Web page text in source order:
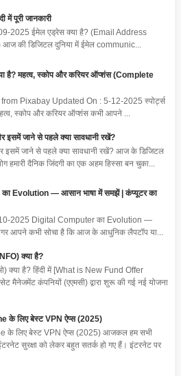
में पूरी जानकारी
2025 ईमेल एड्रेस क्या है? (Email Address
की डिजिटल दुनिया में ईमेल communic...
है? महत्व, स्कोप और करियर ऑप्शंस (Complete
Pixabay Updated On : 5-12-2025 स्पोर्ट्स
स्कोप और करियर ऑप्शंस कभी आपने ...
इसमें जाने से पहले क्या सावधानी रखें?
इसमें जाने से पहले क्या सावधानी रखें? आज के डिजिटल
हमारी दैनिक जिंदगी का एक अहम हिस्सा बन चुका...
Evolution — आसान भाषा में समझें | कंप्यूटर का
2025 Digital Computer का Evolution —
आपने कभी सोचा है कि आज के आधुनिक लैपटॉप या...
क्या है?
है? हिंदी में [What is New Fund Offer
मैनेजमेंट कंपनियों (एएमसी) द्वारा शुरू की गई नई योजना
के लिए बेस्ट VPN ऐप्स (2025)
के लिए बेस्ट VPN ऐप्स (2025) आजकल हम सभी
सुरक्षा को लेकर बहुत सतर्क हो गए हैं। इंटरनेट पर